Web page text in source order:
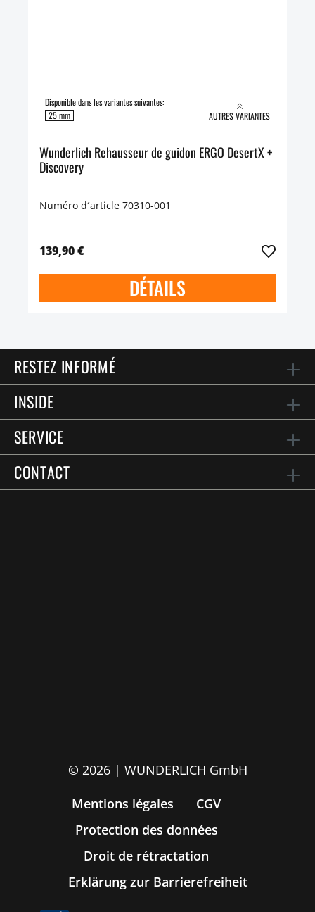
Disponible dans les variantes suivantes:
25 mm
AUTRES VARIANTES
Wunderlich Rehausseur de guidon ERGO DesertX +
Discovery
Numéro d´article 70310-001
139,90 €
DÉTAILS
RESTEZ INFORMÉ
INSIDE
SERVICE
CONTACT
© 2026 | WUNDERLICH GmbH
Mentions légales
CGV
Protection des données
Droit de rétractation
Erklärung zur Barrierefreiheit